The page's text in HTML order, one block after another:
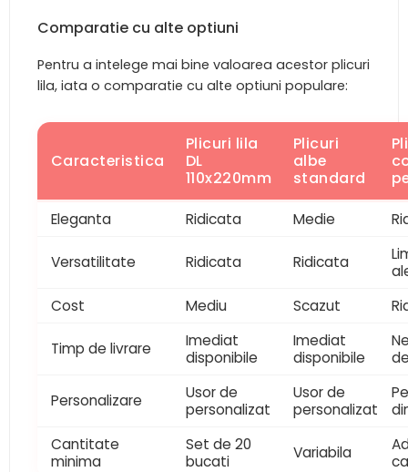
Comparatie cu alte optiuni
Pentru a intelege mai bine valoarea acestor plicuri
lila, iata o comparatie cu alte optiuni populare:
Caracteristica
Plicuri lila
DL
110x220mm
Plicuri
albe
standard
Eleganta Ridicata Medie
Versatilitate Ridicata Ridicata
Cost
Mediu Scazut
Timp de livrare
Imediat
disponibile
Imediat
disponibile
Personalizare
Usor de
personalizat
Usor de
personalizat
Cantitate
minima
Set de 20
bucati
Variabila